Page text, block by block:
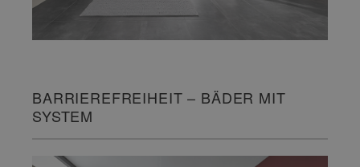
BARRIEREFREIHEIT – BÄDER MIT
SYSTEM